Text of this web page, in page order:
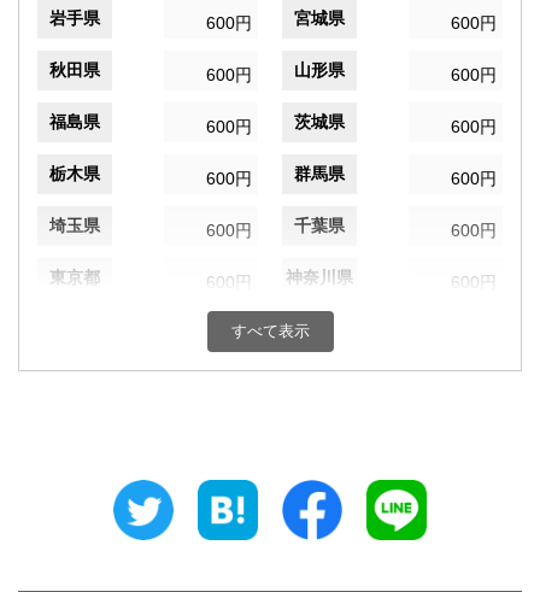
岩手県 600円 宮城県 600円
秋田県 600円 山形県 600円
福島県 600円 茨城県 600円
栃木県 600円 群馬県 600円
埼玉県 600円 千葉県 600円
東京都 600円 神奈川県 600円
600円 富山県
静岡県
600円 三重県
すべて表示